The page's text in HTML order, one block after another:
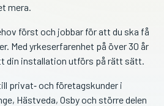
mera.
först och jobbar för att du ska få
Med yrkeserfarenhet på över 30 år
din installation utförs på rätt sätt.
privat‑ och företagskunder i
Hästveda, Osby och större delen